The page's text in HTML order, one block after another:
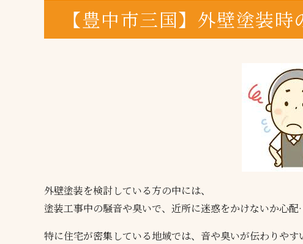
【豊中市三国】外壁塗装
外壁塗装を検討している方の中には、
塗装工事中の騒音や臭いで、近所に迷惑をかけないか心配
特に住宅が密集している地域では、音や臭いが伝わりやす